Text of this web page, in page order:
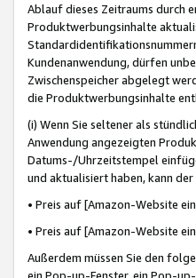
Ablauf dieses Zeitraums durch
Produktwerbungsinhalte
Kundenanwendung, dürfen
Zwischenspeicher abgelegt
die Produktwerbungsinhalte
(i) Wenn Sie seltener als
Anwendung angezeigten
Datums-/Uhrzeitstempel
und aktualisiert haben, kann
• Preis auf [Amazon-Website
• Preis auf [Amazon-Website
Außerdem müssen Sie den
ein Pop-up-Fenster, ein Pop-